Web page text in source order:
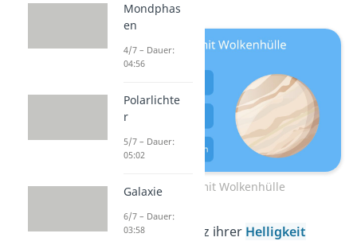
Die Venus mit Wolkenhülle
Aber Achtung: Trotz ihrer Helligkeit
Mondphas
en
4/7 – Dauer:
04:56
Polarlichte
r
5/7 – Dauer:
05:02
Galaxie
6/7 – Dauer:
03:58